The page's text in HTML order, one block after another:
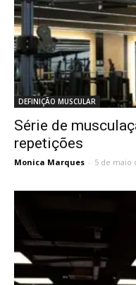
DEFINIÇÃO MUSCULAR
Série de
repetições
Monica Marques - 5 de maio